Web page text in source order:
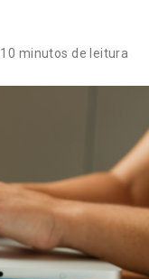
10 minutos de leitura